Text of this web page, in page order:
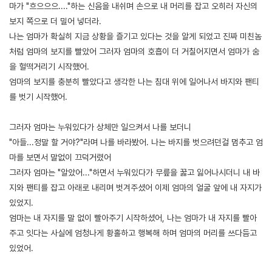
마가 "흐으으으...."하는 신음을 내쉬며 손으로 내 머리를 잡고 오히러 자신의
보지 쪽으로 더 밀어 넣더라.
나는 엄마가 확실히 지금 상황을 즐기고 있다는 것을 알게 되었고 진짜 미친놈
처럼 엄마의 보지를 빨았어 그러자 엄마의 호흡이 더 거칠어지면서 엄마가 숨
을 헐떡거리기 시작했어.
엄마의 보지를 충분히 빨았다고 생각한 나는 침대 위에 일어나서 바지와 팬티
를 벗기 시작했어.
그러자 엄마는 누워있다가 상체만 일으켜서 나를 보더니
"아들...정말 할 거야?"라며 나를 바라봤어. 나는 바지를 벗으려던걸 멈추고 엄
마를 보면서 말없이 끄덕거렸어
그러자 엄마는 "알았어..."하면서 누워있다가 무릎을 꿇고 잃어나시더니 내 바
지와 팬티를 잡고 아래로 내리며 벗겨주셨어 이제 엄마의 얼굴 앞에 내 자지가
있었지.
엄마는 내 자지를 말 없이 빨아주기 시작하셨어, 나는 엄마가 내 자지를 빨아
주고 잇다는 사실에 엄청나게 황홀하고 행복해 하며 엄마의 머리를 쓰다듬고
있었어.